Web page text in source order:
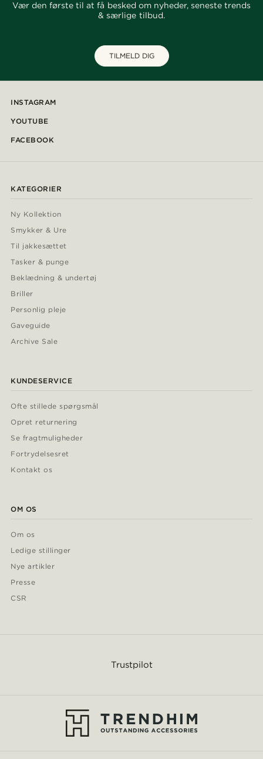
Vær den første til at få besked om nyheder, seneste trends
& særlige tilbud.
TILMELD DIG
INSTAGRAM
YOUTUBE
FACEBOOK
KATEGORIER
Ny Kollektion
Smykker & Ure
Til jakkesættet
Tasker & punge
Beklædning & undertøj
Briller
Personlig pleje
Gaveguide
Archive Sale
KUNDESERVICE
Ofte stillede spørgsmål
Opret returnering
Se fragtmuligheder
Fortrydelsesret
Kontakt os
OM OS
Om os
Ledige stillinger
Nye artikler
Presse
CSR
Trustpilot